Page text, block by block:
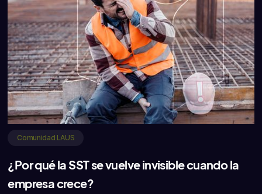
Comunidad LAUS
¿Por qué la SST se vuelve invisible cuando la
empresa crece?